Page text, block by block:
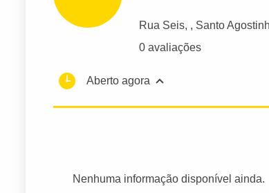
Rua Seis, , Santo
0 avaliações
Aberto agora
Nenhuma informação disponível ainda.